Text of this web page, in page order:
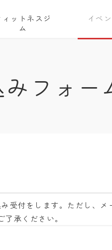
ィットネスジ
ム
イベ
フォー
受付をします。ただし、
承ください。